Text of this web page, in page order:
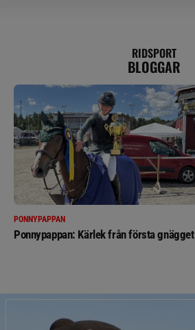
RIDSPORT
BLOGGAR
PONNYPAPPAN
Ponnypappan: Kärlek från första gnägget